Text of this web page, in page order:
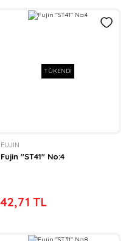
TÜKENDİ
FUJIN
Fujin ''ST41'' No:4
42,71 TL